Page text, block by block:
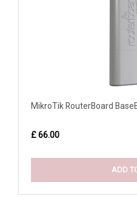
MikroTik RouterBoard
£ 66.00
ADD